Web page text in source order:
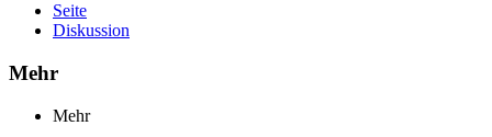
Seite
Diskussion
Mehr
Mehr